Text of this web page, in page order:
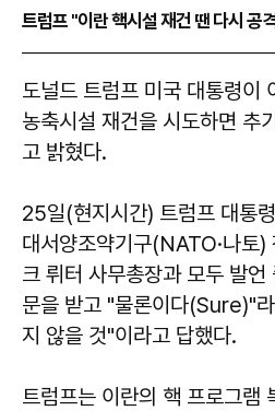
트럼프 "이란 핵시설 재건 땐 다시 공
도널드 트럼프 미국 대통령이
농축시설 재건을 시도하면 추
고 밝혔다.
25일(현지시간) 트럼프 대통
대서양조약기구(NATO·나토)
크 뤼터 사무총장과 모두 발언
문을 받고 "물론이다(Sure)"
지 않을 것"이라고 답했다.
트럼프는 이란의 핵 프로그램